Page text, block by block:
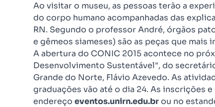
Ao visitar o museu, as pessoas terão a
do corpo humano acompanhadas das
RN. Segundo o professor André, órgãos
e gêmeos siameses) são as peças que mais
A abertura do CONIC 2015 acontece no
Desenvolvimento Sustentável", do
Grande do Norte, Flávio Azevedo. As
graduações vão até o dia 24. As inscrições
endereço eventos.unirn.edu.brou no